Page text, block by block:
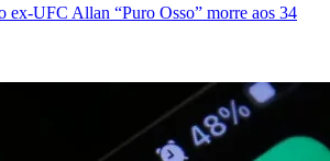
ex-UFC Allan “Puro Osso” morre aos 34